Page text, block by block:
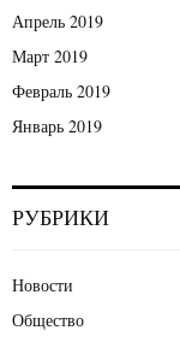
Апрель 2019
Март 2019
Февраль 2019
Январь 2019
РУБРИКИ
Новости
Общество